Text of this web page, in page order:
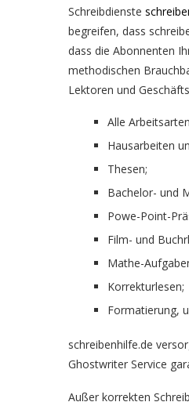
Schreibdienste
begreifen, dass
dass die Abonnenten
methodischen
Lektoren und
Alle
Hausarbeiten
Thesen;
Bachelor- und
Powe-Point-
Film- und
Mathe-
Korrekturlesen;
Formatierung,
schreibenhilfe.de
Ghostwriter Service
Außer korrekten